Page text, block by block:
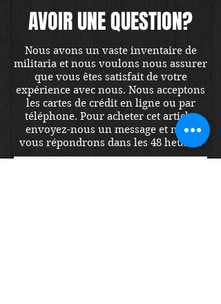
AVOIR UNE QUESTION?
Nous avons un vaste inventaire de
militaria et nous voulons nous assurer
que vous êtes satisfait de votre
expérience avec nous. Nous acceptons
les cartes de crédit en ligne ou par
téléphone. Pour acheter cet article,
envoyez-nous un message et nous
vous répondrons dans les 48 heures.